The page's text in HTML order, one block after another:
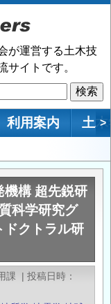
が運営する土木技
サイトです。
利用案内 土 >
機構 超先鋭研
科学研究グ
クトラル研
課 | 投稿日時